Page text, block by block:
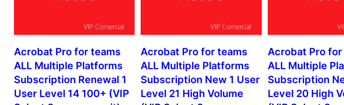
l
a
t
f
o
r
Acrobat Pro for teams
ALL Multiple Platforms
Subscription Renewal 1
User Level 14 100+ (VIP
Acrobat Pro for teams
ALL Multiple Platforms
Subscription New 1 User
Level 21 High Volume
Acrobat Pro
ALL Multiple
Subscription
Level 20 High